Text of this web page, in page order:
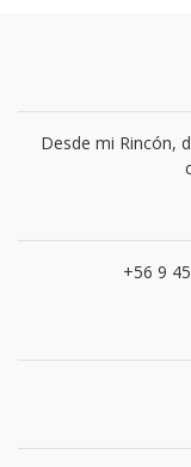
Desde mi Rincón,
+56 9